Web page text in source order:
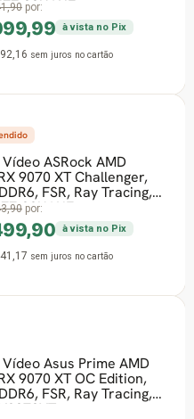
00UANF
por:
à vista no Pix
sem juros no cartão
ASRock AMD
9070 XT Challenger,
FSR, Ray Tracing,
00UANF
por:
à vista no Pix
sem juros no cartão
Asus Prime AMD
9070 XT OC Edition,
FSR, Ray Tracing,